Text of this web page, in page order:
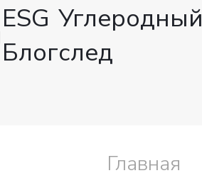
ESG
Блог
Углеродный
след
Главная